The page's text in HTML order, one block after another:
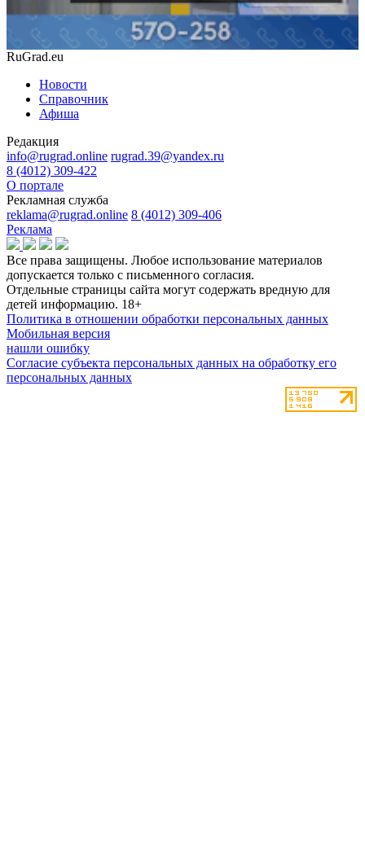
RuGrad.eu
Новости
Справочник
Афиша
Редакция
info@rugrad.online rugrad.39@yandex.ru
8 (4012) 309-422
О портале
Рекламная служба
reklama@rugrad.online 8 (4012) 309-406
Реклама
Все права защищены. Любое использование материалов
допускается только с письменного согласия.
Отдельные страницы сайта могут содержать вредную для
детей информацию. 18+
Политика в отношении обработки персональных данных
Мобильная версия
нашли ошибку
Согласие субъекта персональных данных на обработку его
персональных данных